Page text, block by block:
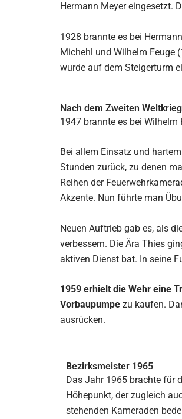
Hermann Meyer eingesetzt.
1928 brannte es bei
Michehl und Wilhelm Feuge
wurde auf dem Steigerturm
Nach dem Zweiten Weltkrieg
1947 brannte es bei
Bei allem Einsatz und
Stunden zurück, zu denen
Reihen der
Akzente. Nun führte man
Neuen Auftrieb gab es, als
verbessern. Die Ära Thies
aktiven Dienst bat. In seine
1959 erhielt die Wehr eine
Vorbaupumpe zu kaufen.
ausrücken.
Bezirksmeister 1965
Das Jahr 1965 brachte für
Höhepunkt, der zugleich
stehenden Kameraden